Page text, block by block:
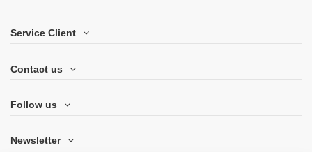
Service Client
Contact us
Follow us
Newsletter